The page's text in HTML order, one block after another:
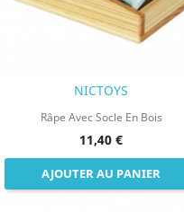
NICTOYS
Râpe Avec Socle En Bois
11,40 €
AJOUTER AU PANIER